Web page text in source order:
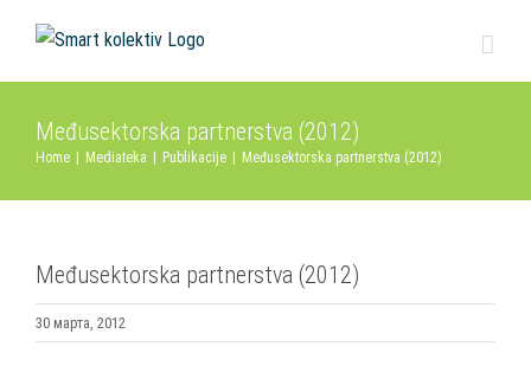
content
Međusektorska partnerstva (2012)
Home Mediateka Publikacije Međusektorska partnerstva (2012)
Međusektorska partnerstva (2012)
30 марта, 2012